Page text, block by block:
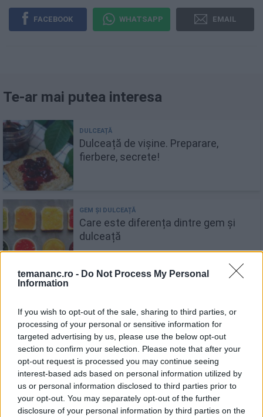
temananc.ro - Do Not Process My Personal
Information
If you wish to opt-out of the sale, sharing to third parties, or
processing of your personal or sensitive information for
targeted advertising by us, please use the below opt-out
section to confirm your selection. Please note that after your
opt-out request is processed you may continue seeing
interest-based ads based on personal information utilized by
us or personal information disclosed to third parties prior to
your opt-out. You may separately opt-out of the further
disclosure of your personal information by third parties on the
FACEBOOK WHATSAPP EMAIL
Te-ar mai putea interesa
Dulceață de vișine. Preparare,
fierbere, secrete!
Care este diferența dintre gem și
dulceață
Prăjitură cu cireșe - simplă și rapidă